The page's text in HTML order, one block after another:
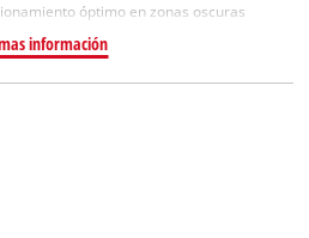
óptimo en zonas oscuras
información